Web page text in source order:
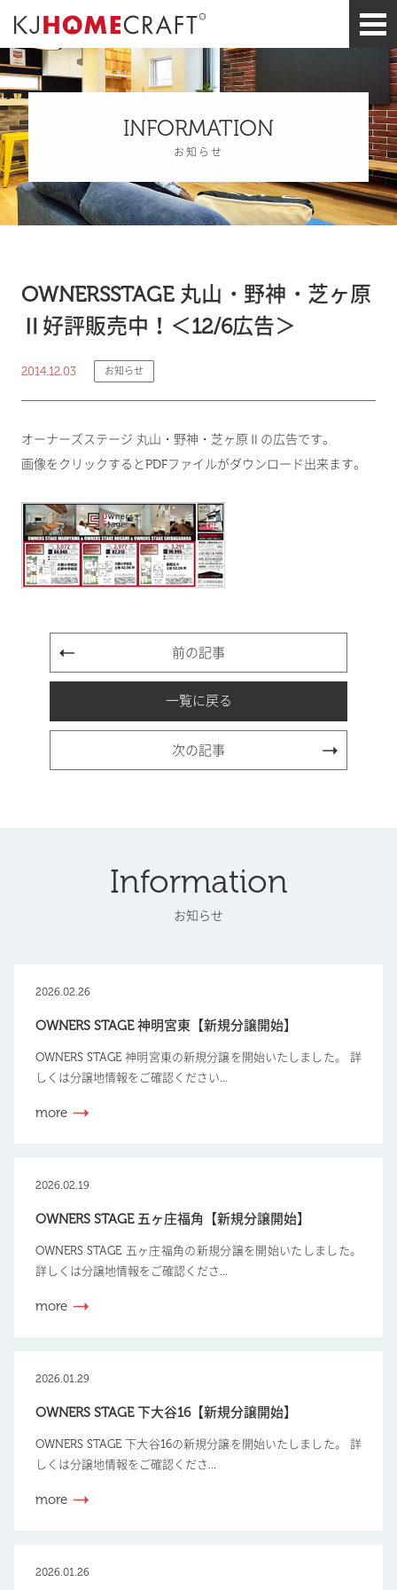
INFORMATION
お知らせ
OWNERSSTAGE 丸山・野神・芝ヶ原
Ⅱ好評販売中！＜12/6広告＞
2014.12.03 お知らせ
オーナーズステージ 丸山・野神・芝ヶ原Ⅱの広告です。
画像をクリックするとPDFファイルがダウンロード出来ます。
前の記事
一覧に戻る
次の記事
Information
お知らせ
2026.02.26
OWNERS STAGE 神明宮東【新規分譲開始】
OWNERS STAGE 神明宮東の新規分譲を開始いたしました。 詳
しくは分譲地情報をご確認ください...
more
2026.02.19
OWNERS STAGE 五ヶ庄福角【新規分譲開始】
OWNERS STAGE 五ヶ庄福角の新規分譲を開始いたしました。
詳しくは分譲地情報をご確認くださ...
more
2026.01.29
OWNERS STAGE 下大谷16【新規分譲開始】
OWNERS STAGE 下大谷16の新規分譲を開始いたしました。 詳
しくは分譲地情報をご確認くださ...
more
2026.01.26